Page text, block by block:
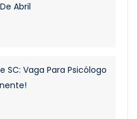
Abril
SC: Vaga Para Psicólogo